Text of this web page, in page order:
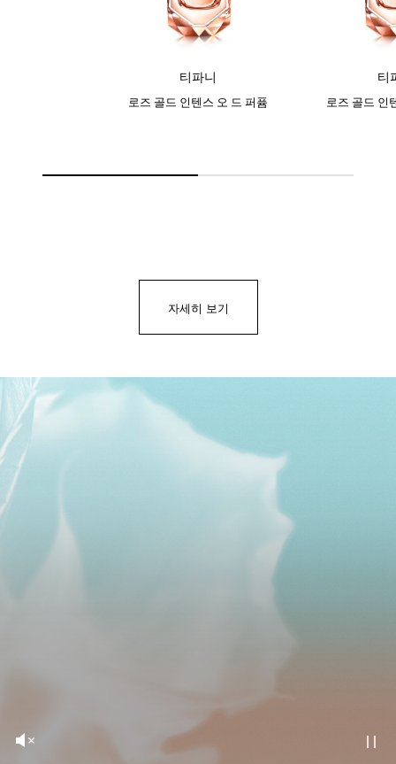
티파니
로즈 골드 인텐스 오 드 퍼퓸
티
로즈 골드 인
자세히 보기